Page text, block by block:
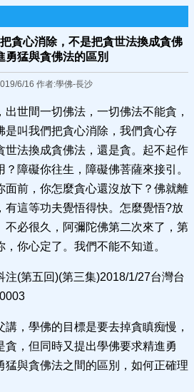
貪心消除，不是把貪世法換成貪佛
猛與貪佛法的區別
6/16 作者:學佛-長沙
世間一切佛法，一切佛法不能貪，
是叫我們把貪心消除，我們貪心存
世法換成貪佛法，還是貪。起不起作
障礙你往生，障礙佛菩薩來接引。
面前，你怎麼貪心還沒放下？佛就離
有這等功夫覺悟得快。怎麼覺悟?放
不必很久，阿彌陀佛第二次來了，第
你心定了。我們不能不知道。
注(第五回)(第三集)2018/1/27台灣台
講，學佛的目標是要去掉貪瞋痴慢，
貪，但同時又提出學佛要求精進勇
猛與貪佛法之間的區別，如何正確理